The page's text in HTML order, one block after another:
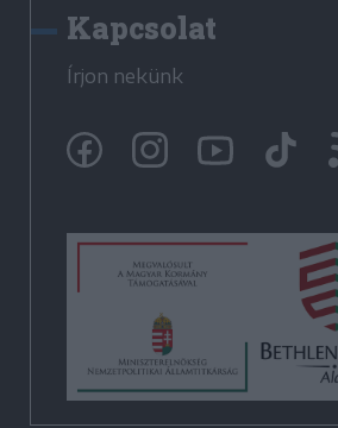
Kapcsolat
Írjon nekünk